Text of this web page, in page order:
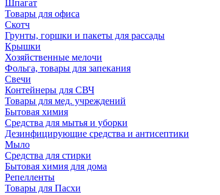
Шпагат
Товары для офиса
Скотч
Грунты, горшки и пакеты для рассады
Крышки
Хозяйственные мелочи
Фольга, товары для запекания
Свечи
Контейнеры для СВЧ
Товары для мед. учреждений
Бытовая химия
Средства для мытья и уборки
Дезинфицирующие средства и антисептики
Мыло
Средства для стирки
Бытовая химия для дома
Репелленты
Товары для Пасхи